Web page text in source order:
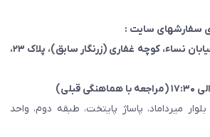
سفارشهای سایت :
نساء، کوچه غفاری (زرنگار سابق)
، پلاک ۲۳،
میرداماد، پاساژ پایتخت، طبقه دوم، واحد